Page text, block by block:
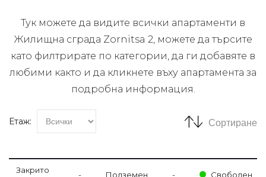
Тук можете да видите всички апартаменти в
Жилищна сграда Zornitsa 2, можете да търсите
като филтрирате по категории, да ги добавяте в
любими както и да кликнете въху апартамента за
подробна информация.
Етаж: Сортиране
Закрито
- Подземен - Свободен